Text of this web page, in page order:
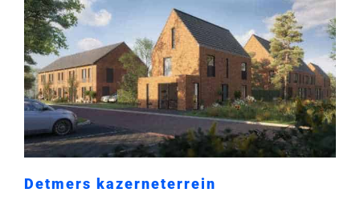
Detmers kazerneterrein